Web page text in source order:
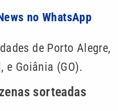
no WhatsApp
de Porto Alegre,
e Goiânia (GO).
sorteadas